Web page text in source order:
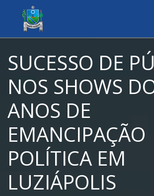
SUCESSO DE
NOS SHOWS
ANOS DE
EMANCIPAÇÃO
POLÍTICA EM
LUZIÁPOLIS